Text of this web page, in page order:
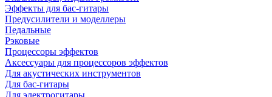
Эффекты для бас-гитары
Предусилители и моделлеры
Педальные
Рэковые
Процессоры эффектов
Аксессуары для процессоров эффектов
Для акустических инструментов
Для бас-гитары
Для электрогитары